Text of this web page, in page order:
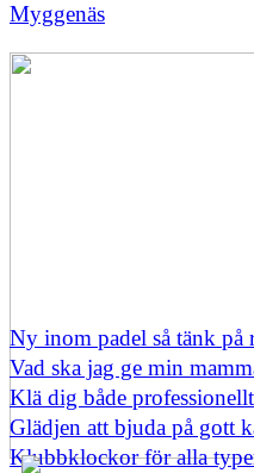
Myggenäs
Ny inom padel så tänk på
Vad ska jag ge min
Klä dig både
Glädjen att bjuda på gott
Klubbklockor för alla